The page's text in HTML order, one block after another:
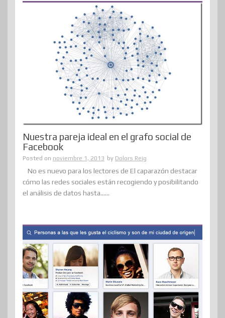
Nuestra pareja ideal en el grafo social de
Facebook
Posted on noviembre 1, 2013 by Dolors Reig
No es nuevo para los lectores de El caparazón destacar
cómo las redes sociales están recogiendo y posibilitando
el análisis de datos hasta......